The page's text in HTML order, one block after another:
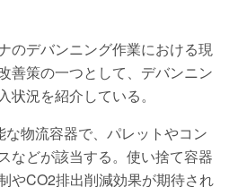
のデバンニング作業における現
善策の一つとして、デバンニン
状況を紹介している。
物流容器で、パレットやコン
などが該当する。使い捨て容器
やCO2排出削減効果が期待され